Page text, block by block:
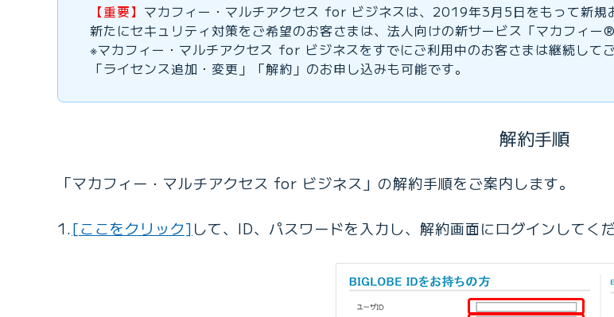
【重要】 マカフィー・マルチアクセス for ビジネスは、2019年3月5日をもって新規
新たにセキュリティ対策をご希望のお客さまは、法人向けの新サービス「マカフィー
※マカフィー・マルチアクセス for ビジネスをすでにご利用中のお客さまは継続してご
「ライセンス追加・変更」「解約」のお申し込みも可能です。
解約手順
「マカフィー・マルチアクセス for ビジネス」の解約手順をご案内します。
1.[ここをクリック]して、ID、パスワードを入力し、解約画面にログインしてくだ